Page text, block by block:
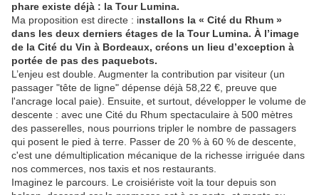
phare existe déjà : la Tour Lumina.
Ma proposition est directe : installons la « Cité du Rhum »
dans les deux derniers étages de la Tour Lumina. À l’image
de la Cité du Vin à Bordeaux, créons un lieu d’exception à
portée de pas des paquebots.
L’enjeu est double. Augmenter la contribution par visiteur (un
passager "tête de ligne" dépense déjà 58,22 €, preuve que
l'ancrage local paie). Ensuite, et surtout, développer le volume de
descente : avec une Cité du Rhum spectaculaire à 500 mètres
des passerelles, nous pourrions tripler le nombre de passagers
qui posent le pied à terre. Passer de 20 % à 60 % de descente,
c'est une démultiplication mécanique de la richesse irriguée dans
nos commerces, nos taxis et nos restaurants.
Imaginez le parcours. Le croisiériste voit la tour depuis son